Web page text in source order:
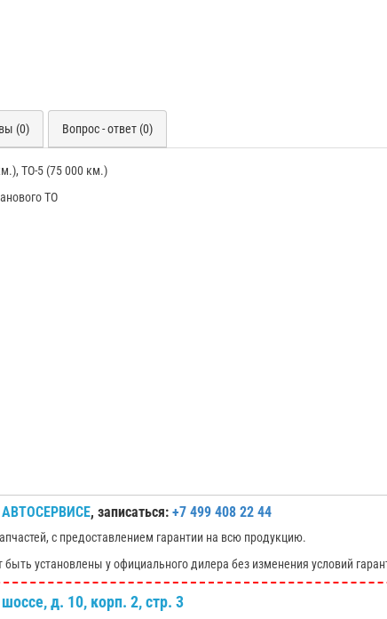
(0) Вопрос - ответ (0)
ТО-5 (75 000 км.)
ТО
АВТОСЕРВИСЕ, записаться: +7 499 408 22 44
с предоставлением гарантии на всю продукцию.
установлены у официального дилера без изменения условий
д. 10, корп. 2, стр. 3